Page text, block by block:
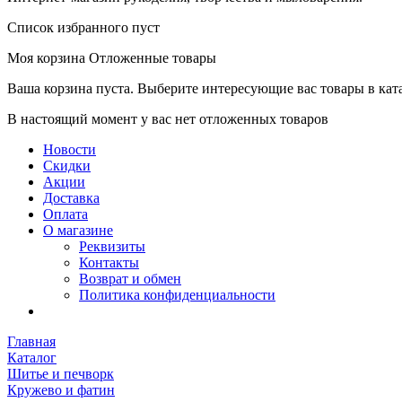
Список избранного пуст
Моя корзина Отложенные товары
Ваша корзина пуста. Выберите интересующие вас товары в
В настоящий момент у вас нет отложенных товаров
Новости
Скидки
Акции
Доставка
Оплата
О магазине
Реквизиты
Контакты
Возврат и обмен
Политика конфиденциальности
Главная
Каталог
Шитье и печворк
Кружево и фатин